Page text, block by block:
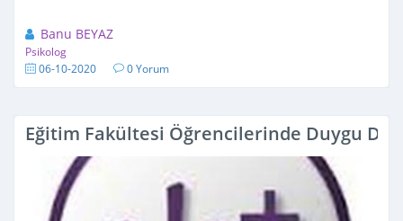
Banu BEYAZ
Psikolog
06-10-2020 0 Yorum
Eğitim Fakültesi Öğrencilerinde Duygu